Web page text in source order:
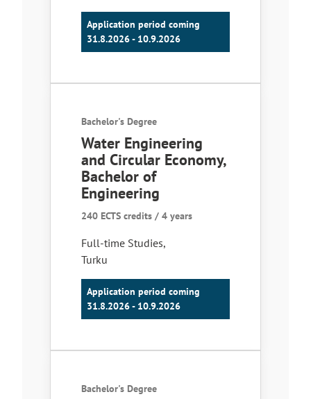
Application period coming
31.8.2026 - 10.9.2026
Bachelor's Degree
Water Engineering
and Circular Economy,
Bachelor of
Engineering
240 ECTS credits / 4 years
Full-time Studies,
Turku
Application period coming
31.8.2026 - 10.9.2026
Bachelor's Degree